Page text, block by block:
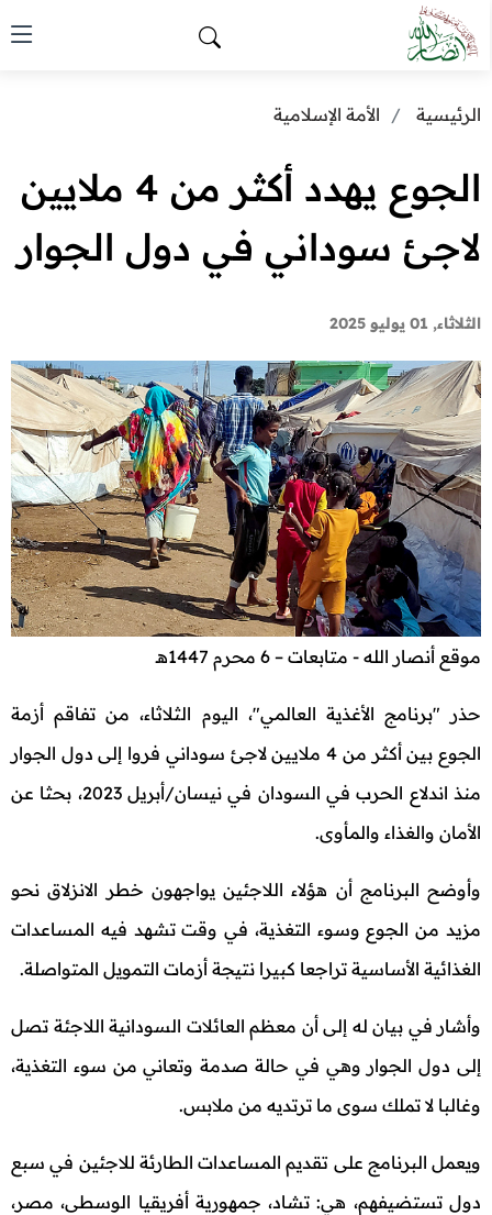
الرئيسية الأمة الإسلامية
الجوع يهدد أكثر من 4 ملايين
لاجئ سوداني في دول الجوار
الثلاثاء, 01 يوليو 2025
موقع أنصار الله - متابعات – 6 محرم 1447هـ
حذر "برنامج الأغذية العالمي"، اليوم الثلاثاء، من تفاقم أزمة
الجوع بين أكثر من 4 ملايين لاجئ سوداني فروا إلى دول الجوار
منذ اندلاع الحرب في السودان في نيسان/أبريل 2023، بحثا عن
الأمان والغذاء والمأوى.
وأوضح البرنامج أن هؤلاء اللاجئين يواجهون خطر الانزلاق نحو
مزيد من الجوع وسوء التغذية، في وقت تشهد فيه المساعدات
الغذائية الأساسية تراجعا كبيرا نتيجة أزمات التمويل المتواصلة.
وأشار في بيان له إلى أن معظم العائلات السودانية اللاجئة تصل
إلى دول الجوار وهي في حالة صدمة وتعاني من سوء التغذية،
وغالبا لا تملك سوى ما ترتديه من ملابس.
ويعمل البرنامج على تقديم المساعدات الطارئة للاجئين في سبع
دول تستضيفهم، هي: تشاد، جمهورية أفريقيا الوسطى، مصر،